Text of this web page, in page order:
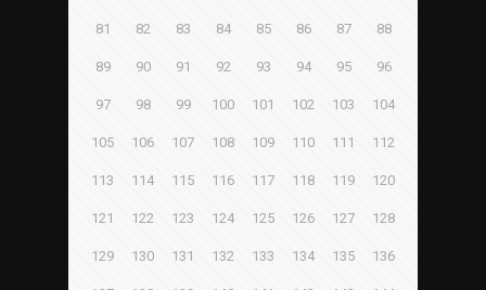
81 82 83 84 85 86 87 88
89 90 91 92 93 94 95 96
97 98 99 100 101 102 103 104
105 106 107 108 109 110 111 112
113 114 115 116 117 118 119 120
121 122 123 124 125 126 127 128
129 130 131 132 133 134 135 136